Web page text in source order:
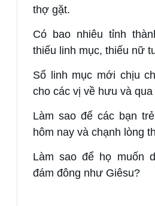
thợ gặt.
Có bao nhiêu tỉnh
thiếu linh mục, thiếu nữ
Số linh mục mới chịu
cho các vị về hưu và
Làm sao để các bạn
hôm nay và chạnh lòng
Làm sao để họ muốn
đám đông như Giêsu?